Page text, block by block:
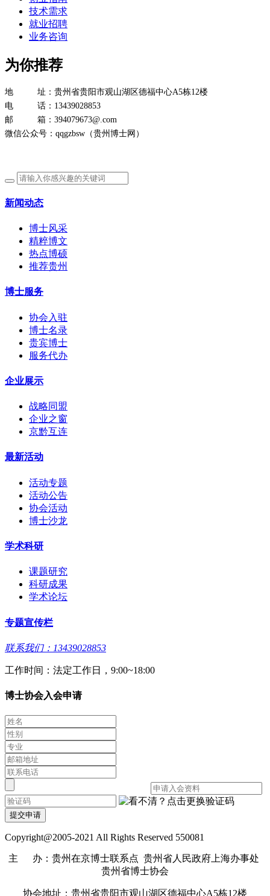
技术需求
就业招聘
业务咨询
为你推荐
地 址：贵州省贵阳市观山湖区德福中心A5栋12楼
电 话：13439028853
邮 箱：394079673@.com
微信公众号：qqgzbsw（贵州博士网）
新闻动态
博士风采
精粹博文
热点博硕
推荐贵州
博士服务
协会入驻
博士名录
贵宾博士
服务代办
企业展示
战略同盟
企业之窗
京黔互连
最新活动
活动专题
活动公告
协会活动
博士沙龙
学术科研
课题研究
科研成果
学术论坛
专题宣传栏
联系我们：13439028853
工作时间：法定工作日，9:00~18:00
博士协会入会申请
提交申请
Copyright@2005-2021 All Rights Reserved 550081
主 办：贵州在京博士联系点 贵州省人民政府上海办事处
贵州省博士协会
协会地址：贵州省贵阳市观山湖区德福中心A5栋12楼